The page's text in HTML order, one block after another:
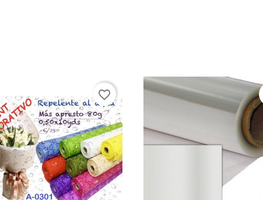
favorite_border